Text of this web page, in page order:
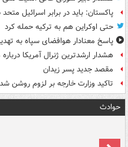
پاکستان: باید در برابر اسرائیل
حتی اوکراین هم به ترکیه حمله کرد
پاسخ معنادار هوافضای سپاه به
هشدار ارشدترین ژنرال آمریکا
مقصد جدید پسر زیدان
تاکید وزارت خارجه بر لزوم روشن
حوادث